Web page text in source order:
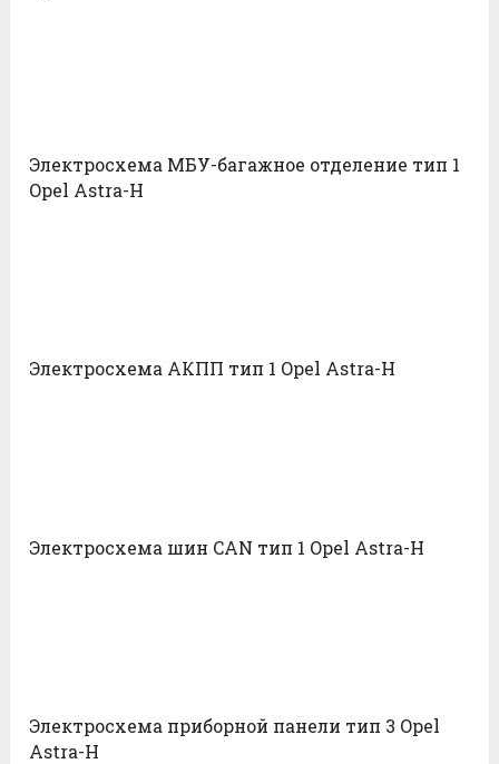
Электросхема МБУ-багажное отделение тип 1
Opel Astra-H
Электросхема АКПП тип 1 Opel Astra-H
Электросхема шин CAN тип 1 Opel Astra-H
Электросхема приборной панели тип 3 Opel
Astra-H